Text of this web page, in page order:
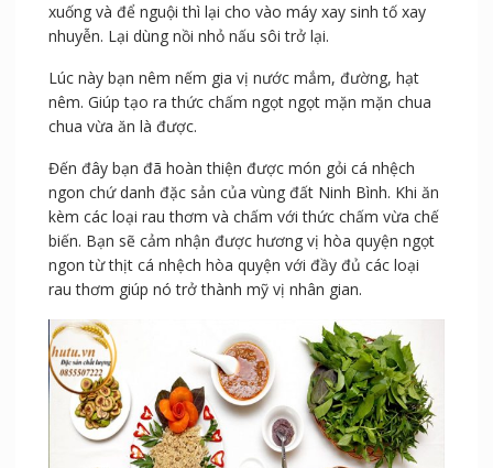
xuống và để nguội thì lại cho vào máy xay sinh tố xay
nhuyễn. Lại dùng nồi nhỏ nấu sôi trở lại.
Lúc này bạn nêm nếm gia vị nước mắm, đường, hạt
nêm. Giúp tạo ra thức chấm ngọt ngọt mặn mặn chua
chua vừa ăn là được.
Đến đây bạn đã hoàn thiện được món gỏi cá nhệch
ngon chứ danh đặc sản của vùng đất Ninh Bình. Khi ăn
kèm các loại rau thơm và chấm với thức chấm vừa chế
biến. Bạn sẽ cảm nhận được hương vị hòa quyện ngọt
ngon từ thịt cá nhệch hòa quyện với đầy đủ các loại
rau thơm giúp nó trở thành mỹ vị nhân gian.